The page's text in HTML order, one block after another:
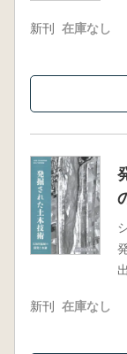
新刊 在庫なし
新刊 在庫なし